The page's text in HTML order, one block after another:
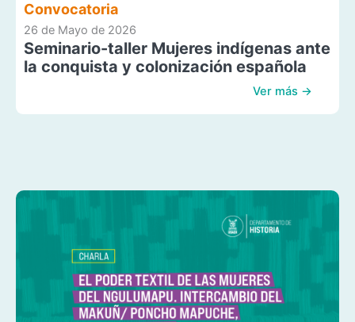
Convocatoria
26 de Mayo de 2026
Seminario-taller Mujeres indígenas ante
la conquista y colonización española
Ver más →